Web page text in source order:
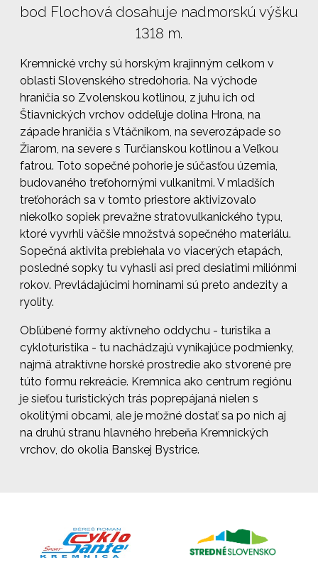
bod Flochová dosahuje nadmorskú výšku
1318 m.
Kremnické vrchy sú horským krajinným celkom v
oblasti Slovenského stredohoria. Na východe
hraničia so Zvolenskou kotlinou, z juhu ich od
Štiavnických vrchov oddeľuje dolina Hrona, na
západe hraničia s Vtáčnikom, na severozápade so
Žiarom, na severe s Turčianskou kotlinou a Veľkou
fatrou. Toto sopečné pohorie je súčasťou územia,
budovaného treťohornými vulkanitmi. V mladších
treťohorách sa v tomto priestore aktivizovalo
niekoľko sopiek prevažne stratovulkanického typu,
ktoré vyvrhli väčšie množstvá sopečného materiálu.
Sopečná aktivita prebiehala vo viacerých etapách,
posledné sopky tu vyhasli asi pred desiatimi miliónmi
rokov. Prevládajúcimi horninami sú preto andezity a
ryolity.
Obľúbené formy aktívneho oddychu - turistika a
cykloturistika - tu nachádzajú vynikajúce podmienky,
najmä atraktívne horské prostredie ako stvorené pre
túto formu rekreácie. Kremnica ako centrum regiónu
je sieťou turistických trás poprepájaná nielen s
okolitými obcami, ale je možné dostať sa po nich aj
na druhú stranu hlavného hrebeňa Kremnických
vrchov, do okolia Banskej Bystrice.